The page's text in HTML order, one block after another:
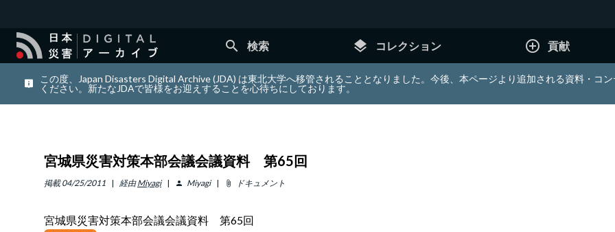
search 検索 layers コレクション add_circle_outline 貢献
この度、Japan Disasters Digital Archive (JDA) は東北大学へ移管されることとなりました。今後、本ページより追加される資料・コ
ください。新たなJDAで皆様をお迎えすることを心待ちにしております。
宮城県災害対策本部会議会議資料 第65回
掲載 04/25/2011 経由 Miyagi person Miyagi attach_file ドキュメント
宮城県災害対策本部会議会議資料 第65回